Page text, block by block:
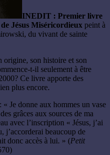
INEDIT : Premier livre
Jésus Miséricordieux peint à
du vivant de sainte
origine, son histoire et son
t-il seulement à être
Ce livre apporte des
plus encore.
Je donne aux hommes un vase
grâces aux sources de ma
avec l’inscription « Jésus, j’ai
j’accorderai beaucoup de
donc accès à lui. » (Petit